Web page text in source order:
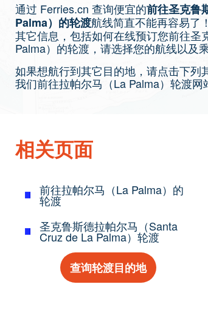
通过 Ferries.cn 查询便宜的前往圣克鲁
Palma）的轮渡航线简直不能再容易了
其它信息，包括如何在线预订您前往
Palma）的轮渡，请选择您的航线以及
如果想航行到其它目的地，请点击下
我们前往拉帕尔马（La Palma）轮渡网
相关页面
前往拉帕尔马（La Palma）的
轮渡
圣克鲁斯德拉帕尔马（Santa
Cruz de La Palma）轮渡
查询轮渡目的地